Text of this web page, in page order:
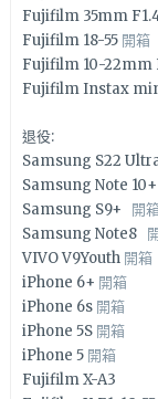
Fujifilm 35mm
Fujifilm 18-55 開箱
Fujifilm 10-22mm
Fujifilm Instax
退役:
Samsung S22
Samsung Note 10+
Samsung S9+ 開
Samsung Note8
VIVO V9Youth 開箱
iPhone 6+ 開箱
iPhone 6s 開箱
iPhone 5S 開箱
iPhone 5 開箱
Fujifilm X-A3